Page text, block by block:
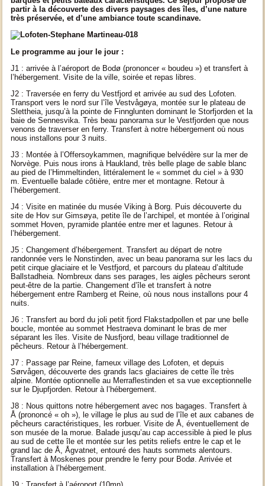
partir à la découverte des divers paysages des îles, d’une nature
très préservée, et d’une ambiance toute scandinave.
Le programme au jour le jour :
J1 : arrivée à l’aéroport de Bodø (prononcer « boudeu ») et transfert à
l’hébergement. Visite de la ville, soirée et repas libres.
J2 : Traversée en ferry du Vestfjord et arrivée au sud des Lofoten.
Transport vers le nord sur l’île Vestvågøya, montée sur le plateau de
Slettheia, jusqu’à la pointe de Finnglunten dominant le Storfjorden et la
baie de Sennesvika. Très beau panorama sur le Vestfjorden que nous
venons de traverser en ferry. Transfert à notre hébergement oùnous
nous installons pour 3 nuits.
J3 : Montée à l’Offersoykammen, magnifique belvédère sur la mer de
Norvège. Puis nous irons à Haukland, très belle plage de sable blanc
au pied de l’Himmeltinden, littéralement le « sommet du ciel » à 930
m. Eventuelle balade côtière, entre mer et montagne. Retour à
l’hébergement.
J4 : Visite en matinée du musée Viking à Borg. Puis découverte du
site de Hov sur Gimsøya, petite île de l’archipel, et montée à l’original
sommet Hoven, pyramide plantée entre mer et lagunes. Retour à
l’hébergement.
J5 : Changement d’hébergement. Transfert au départ de notre
randonnée vers le Nonstinden, avec un beau panorama sur les lacs du
petit cirque glaciaire et le Vestfjord, et parcours du plateau d’altitude
Ballstadheia. Nombreux dans ses parages, les aigles pêcheurs seront
peut-être de la partie. Changement d’île et transfert à notre
hébergement entre Ramberg et Reine, où nous nous installons pour 4
nuits.
J6 : Transfert au bord du joli petit fjord Flakstadpollen et par une belle
boucle, montée au sommet Hestraeva dominant le bras de mer
séparant les îles. Visite de Nusfjord, beau village traditionnel de
pêcheurs. Retour à l’hébergement.
J7 : Passage par Reine, fameux village des Lofoten, et depuis
Sørvågen, découverte des grands lacs glaciaires de cette île très
alpine. Montée optionnelle au Merraflestinden et sa vue exceptionnelle
sur le Djupfjorden. Retour à l’hébergement.
J8 : Nous quittons notre hébergement avec nos bagages. Transfert à
Å (prononcé « oh »), le village le plus au sud de l’île et aux cabanes de
pêcheurs caractéristiques, les rorbuer. Visite deÅ, éventuellement de
son musée de la morue. Balade jusqu’au cap accessible à pied le plus
au sud de cette île et montée sur les petits reliefs entre le cap et le
grand lac deÅ,Ågvatnet, entouré des hauts sommets alentours.
Transfert à Moskenes pour prendre le ferry pour Bodø. Arrivée et
installation à l’hébergement.